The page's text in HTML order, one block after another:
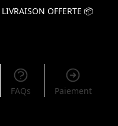
LIVRAISON OFFERTE 📦
FAQs Paiement